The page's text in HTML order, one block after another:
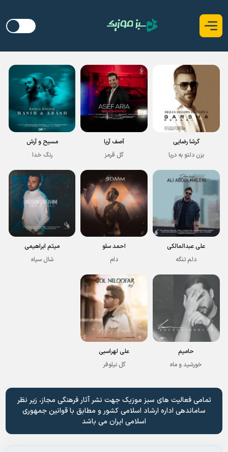
گرشا رضایی
بزن دلتو به دریا
آصف آریا
گل قرمز
مسیح و آرش
رنگ خدا
علی عبدالمالکی
دلم تنگه
احمد سلو
دام
میثم ابراهیمی
شال سیاه
حامیم
خورشید و ماه
علی لهراسبی
گل نیلوفر
تمامی فعالیت های سبز موزیک جهت نشر آثار فرهنگی مجاز، زیر نظر
ساماندهی اداره ارشاد اسلامی کشور و مطابق با قوانین جمهوری
اسلامی ایران می باشد